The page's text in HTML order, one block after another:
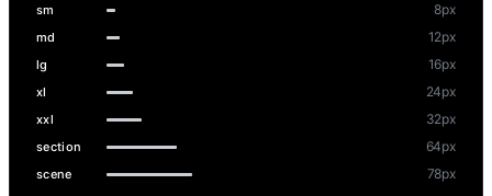
sm 8px
md 12px
lg 16px
xl 24px
xxl 32px
section 64px
scene 78px